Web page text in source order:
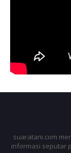
suaratani.com
informasi seputar